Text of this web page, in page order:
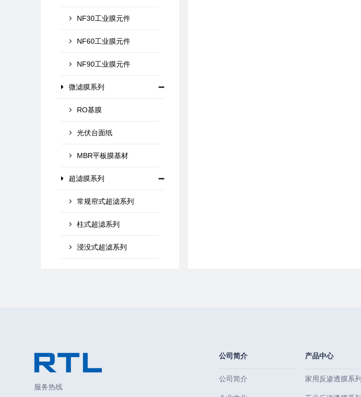
NF30工业膜元件
NF60工业膜元件
NF90工业膜元件
微滤膜系列
RO基膜
光伏台面纸
MBR平板膜基材
超滤膜系列
常规帘式超滤系列
柱式超滤系列
浸没式超滤系列
服务热线
公司简介
公司简介
产品中心
家用反渗透膜系列